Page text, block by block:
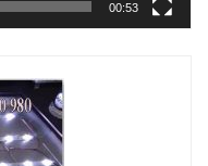
00:53